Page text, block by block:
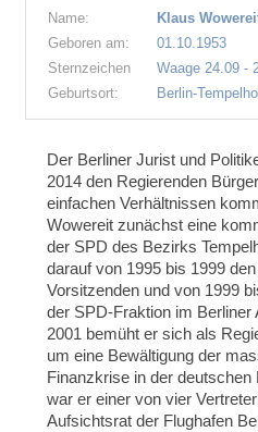
Name:
Klaus
Geboren am:
01.10.1953
Sternzeichen
Waage 24.09 -
Geburtsort:
Berlin-
Der Berliner Jurist und
2014 den Regierenden
einfachen Verhältnissen
Wowereit zunächst eine
der SPD des Bezirks
darauf von 1995 bis 1999
Vorsitzenden und von 1999
der SPD-Fraktion im Berliner
2001 bemüht er sich als
um eine Bewältigung der
Finanzkrise in der deutschen
war er einer von vier
Aufsichtsrat der Flughafen